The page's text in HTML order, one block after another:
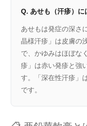
Q. あせも（汗疹）に
あせもは発症の深さ
晶様汗疹」は皮膚の
で、かゆみはほぼな
疹」は赤い発疹と強
す。「深在性汗疹」
です。